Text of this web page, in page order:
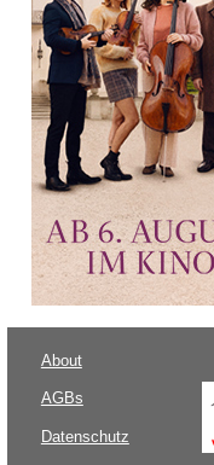
About
AGBs
Datenschutz